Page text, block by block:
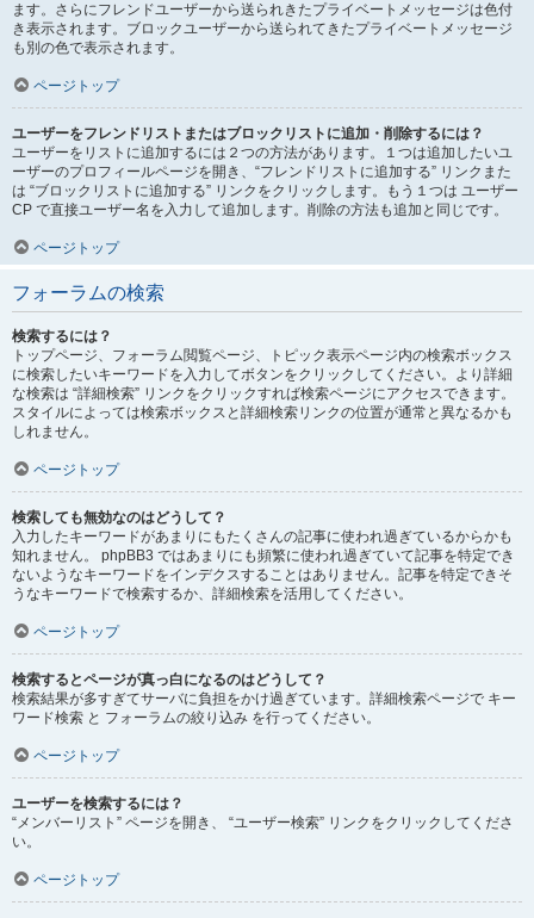
ます。さらにフレンドユーザーから送られきたプライベートメッセージは色付
き表示されます。ブロックユーザーから送られてきたプライベートメッセージ
も別の色で表示されます。
ページトップ
ユーザーをフレンドリストまたはブロックリストに追加・削除するには？
ユーザーをリストに追加するには２つの方法があります。１つは追加したいユ
ーザーのプロフィールページを開き、“フレンドリストに追加する” リンクまた
は “ブロックリストに追加する” リンクをクリックします。もう１つは ユーザー
CP で直接ユーザー名を入力して追加します。削除の方法も追加と同じです。
ページトップ
フォーラムの検索
検索するには？
トップページ、フォーラム閲覧ページ、トピック表示ページ内の検索ボックス
に検索したいキーワードを入力してボタンをクリックしてください。より詳細
な検索は “詳細検索” リンクをクリックすれば検索ページにアクセスできます。
スタイルによっては検索ボックスと詳細検索リンクの位置が通常と異なるかも
しれません。
ページトップ
検索しても無効なのはどうして？
入力したキーワードがあまりにもたくさんの記事に使われ過ぎているからかも
知れません。 phpBB3 ではあまりにも頻繁に使われ過ぎていて記事を特定でき
ないようなキーワードをインデクスすることはありません。記事を特定できそ
うなキーワードで検索するか、詳細検索を活用してください。
ページトップ
検索するとページが真っ白になるのはどうして？
検索結果が多すぎてサーバに負担をかけ過ぎています。詳細検索ページで キー
ワード検索 と フォーラムの絞り込み を行ってください。
ページトップ
ユーザーを検索するには？
“メンバーリスト” ページを開き、 “ユーザー検索” リンクをクリックしてくださ
い。
ページトップ